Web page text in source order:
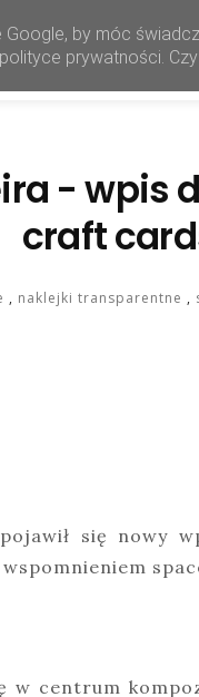
- wpis
craft
, naklejki transparentne ,
się nowy
w centrum
by móc
prywatności.